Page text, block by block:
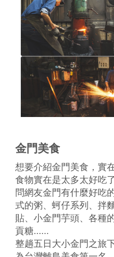
金門美食
想要介紹金門美食，實
食物實在是太多太好吃
問網友金門有什麼好吃
式的粥、蚵仔系列、拌
貼、小金門芋頭、各種
貢糖......
整趟五日大小金門之旅